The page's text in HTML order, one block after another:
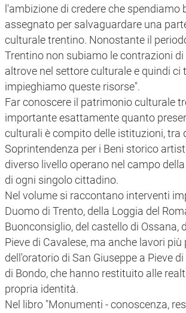
l'ambizione di credere che spendiamo
assegnato per salvaguardare una
culturale trentino. Nonostante il
Trentino non subiamo le contrazioni
altrove nel settore culturale e quindi
impieghiamo queste risorse".
Far conoscere il patrimonio culturale
importante esattamente quanto
culturali è compito delle istituzioni, tra
Soprintendenza per i Beni storico
diverso livello operano nel campo
di ogni singolo cittadino.
Nel volume si raccontano interventi
Duomo di Trento, della Loggia del
Buonconsiglio, del castello di Ossana,
Pieve di Cavalese, ma anche lavori
dell'oratorio di San Giuseppe a Pieve
di Bondo, che hanno restituito alle
propria identità.
Nel libro "Monumenti - conoscenza,